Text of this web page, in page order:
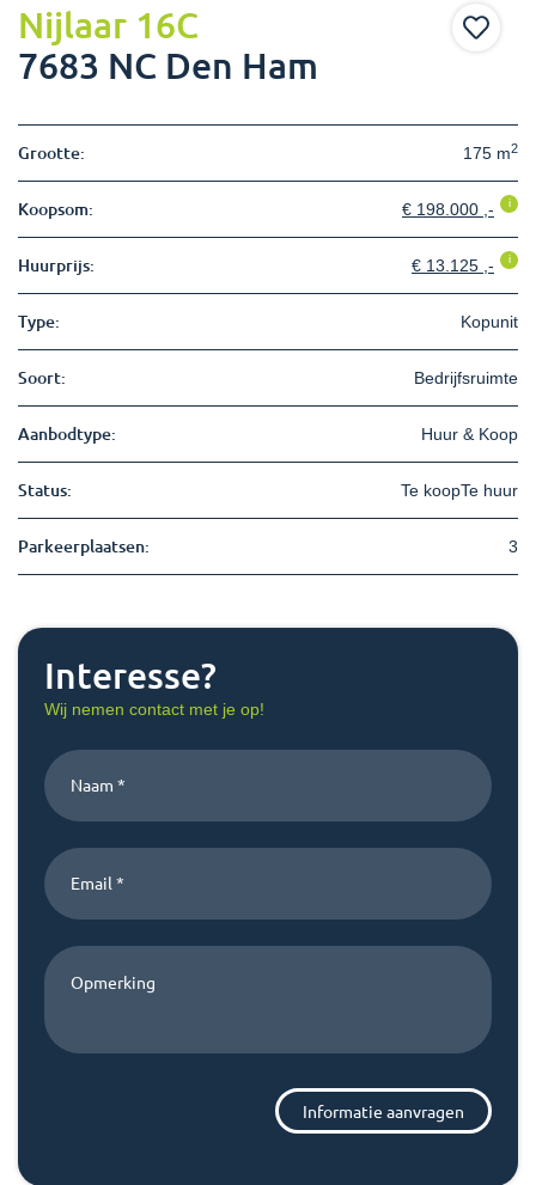
Nijlaar 16C
7683 NC Den Ham
Grootte: 175 m2
Koopsom: € 198.000 ,- i
Huurprijs: € 13.125 ,- i
Type: Kopunit
Soort: Bedrijfsruimte
Aanbodtype: Huur & Koop
Status: Te koopTe huur
Parkeerplaatsen: 3
Interesse?
Wij nemen contact met je op!